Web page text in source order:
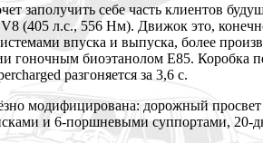
заполучить себе часть клиентов
(405 л.с., 556 Нм). Движок это,
впуска и выпуска, более
гоночным биоэтанолом Е85. Коробка
разгоняется за 3,6 с.
модифицирована: дорожный
и 6-поршневыми суппортами, 20-